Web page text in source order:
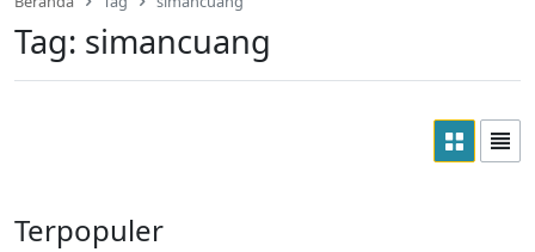
Tag: simancuang
Terpopuler